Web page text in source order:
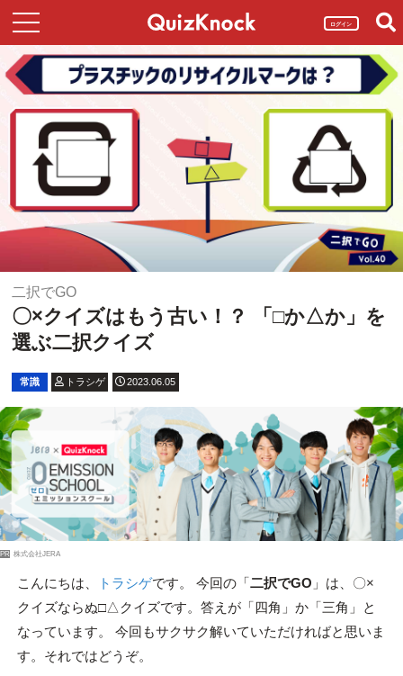
ログイン
二択でGO
〇×クイズはもう古い！？ 「□か△か」を
選ぶ二択クイズ
常識 トラシゲ 2023.06.05
PR 株式会社JERA
こんにちは、 トラシゲです。 今回の「二択でGO 」は、〇×
クイズならぬ□△クイズです。答えが「四角」か「三角」と
なっています。 今回もサクサク解いていただければと思いま
す。それではどうぞ。